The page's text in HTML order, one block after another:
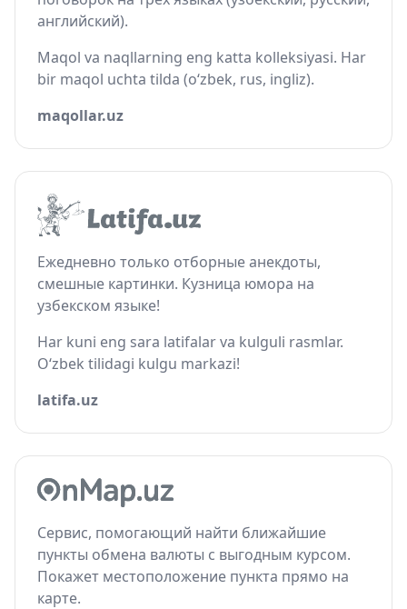
английский).
Maqol va naqllarning eng katta kolleksiyasi. Har
bir maqol uchta tilda (o‘zbek, rus, ingliz).
maqollar.uz
Ежедневно только отборные анекдоты,
смешные картинки. Кузница юмора на
узбекском языке!
Har kuni eng sara latifalar va kulguli rasmlar.
O‘zbek tilidagi kulgu markazi!
latifa.uz
Сервис, помогающий найти ближайшие
пункты обмена валюты с выгодным курсом.
Покажет местоположение пункта прямо на
карте.